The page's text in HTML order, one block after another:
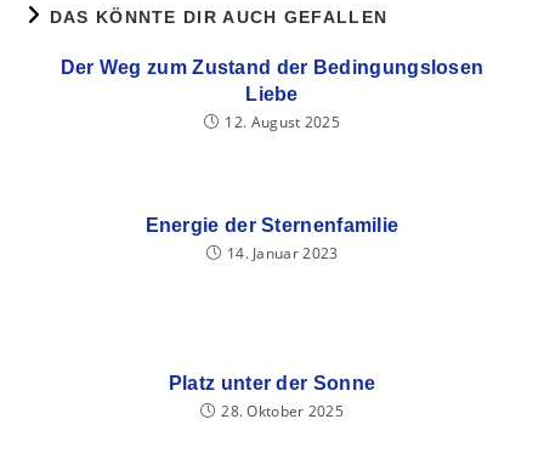
DAS KÖNNTE DIR AUCH GEFALLEN
Der Weg zum Zustand der Bedingungslosen
Liebe
12. August 2025
Energie der Sternenfamilie
14. Januar 2023
Platz unter der Sonne
28. Oktober 2025